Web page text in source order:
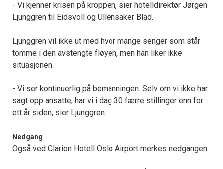
- Vi kjenner krisen på kroppen, sier hotelldirektør Jørgen
Ljunggren til Eidsvoll og Ullensaker Blad.
Ljunggren vil ikke ut med hvor mange senger som står
tomme i den avstengte fløyen, men han liker ikke
situasjonen.
- Vi ser kontinuerlig på bemanningen. Selv om vi ikke har
sagt opp ansatte, har vi i dag 30 færre stillinger enn for
ett år siden, sier Ljunggren.
Nedgang
Også ved Clarion Hotell Oslo Airport merkes nedgangen.